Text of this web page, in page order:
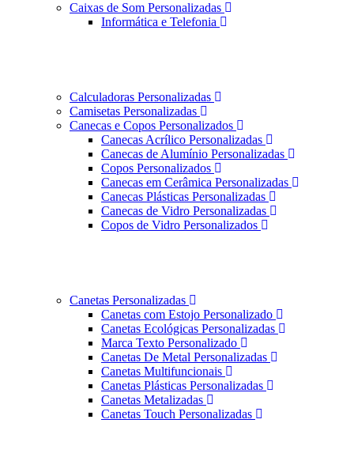
Caixas de Som Personalizadas
Informática e Telefonia
Calculadoras Personalizadas
Camisetas Personalizadas
Canecas e Copos Personalizados
Canecas Acrílico Personalizadas
Canecas de Alumínio Personalizadas
Copos Personalizados
Canecas em Cerâmica Personalizadas
Canecas Plásticas Personalizadas
Canecas de Vidro Personalizadas
Copos de Vidro Personalizados
Canetas Personalizadas
Canetas com Estojo Personalizado
Canetas Ecológicas Personalizadas
Marca Texto Personalizado
Canetas De Metal Personalizadas
Canetas Multifuncionais
Canetas Plásticas Personalizadas
Canetas Metalizadas
Canetas Touch Personalizadas